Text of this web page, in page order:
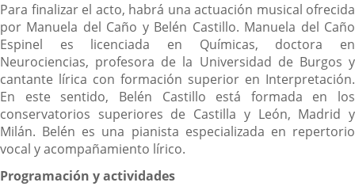
Para finalizar el acto, habrá una actuación musical ofrecida
por Manuela del Caño y Belén Castillo. Manuela del Caño
Espinel es licenciada en Químicas, doctora en
Neurociencias, profesora de la Universidad de Burgos y
cantante lírica con formación superior en Interpretación.
En este sentido, Belén Castillo está formada en los
conservatorios superiores de Castilla y León, Madrid y
Milán. Belén es una pianista especializada en repertorio
vocal y acompañamiento lírico.
Programación y actividades